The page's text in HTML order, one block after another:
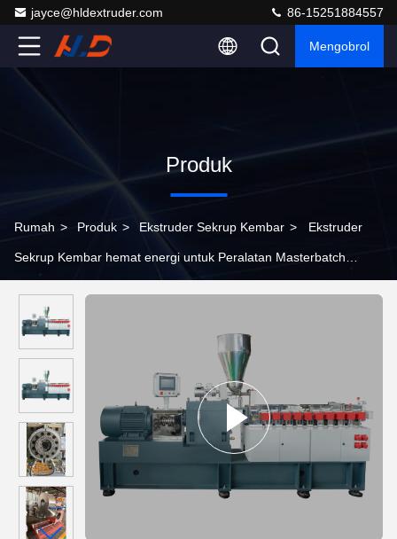
jayce@hldextruder.com 86-15251884557
Mengobrol
Produk
Rumah > Produk > Ekstruder Sekrup Kembar > Ekstruder
Sekrup Kembar hemat energi untuk Peralatan Masterbatch